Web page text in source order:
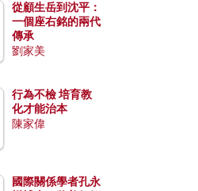
從顧生岳到沈平：
一個座右銘的兩代
傳承
劉家美
行為不檢 培育教
化才能治本
陳家偉
國際關係學者孔永